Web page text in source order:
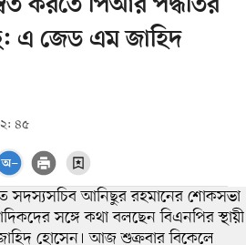
করতে পিআর পদ্ধতির
এ জেড এম জাহিদ
৪৫